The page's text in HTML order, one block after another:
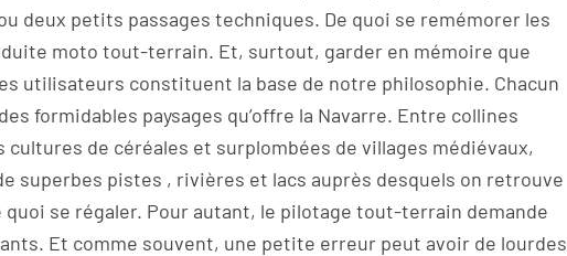
deux petits passages techniques. De quoi se remémorer les
moto tout-terrain. Et, surtout, garder en mémoire que
utilisateurs constituent la base de notre philosophie. Chacun
formidables paysages qu’offre la Navarre. Entre collines
de céréales et surplombées de villages médiévaux,
superbes pistes , rivières et lacs auprès desquels on retrouve
quoi se régaler. Pour autant, le pilotage tout-terrain demande
Et comme souvent, une petite erreur peut avoir de lourdes